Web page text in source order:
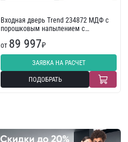
Входная дверь Trend 234872 МДФ с
порошковым напылением с
от 89 997₽
ЗАЯВКА НА РАСЧЕТ
ПОДОБРАТЬ